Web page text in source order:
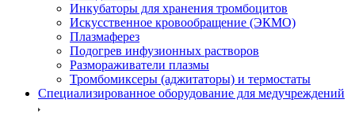
Инкубаторы для хранения тромбоцитов
Искусственное кровообращение (ЭКМО)
Плазмаферез
Подогрев инфузионных растворов
Размораживатели плазмы
Тромбомиксеры (аджитаторы) и термостаты
Специализированное оборудование для медучреждений